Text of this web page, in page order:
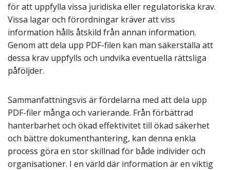
för att uppfylla vissa juridiska eller regulatoriska krav.
Vissa lagar och förordningar kräver att viss
information hålls åtskild från annan information.
Genom att dela upp PDF-filen kan man säkerställa att
dessa krav uppfylls och undvika eventuella rättsliga
påföljder.
Sammanfattningsvis är fördelarna med att dela upp
PDF-filer många och varierande. Från förbättrad
hanterbarhet och ökad effektivitet till ökad säkerhet
och bättre dokumenthantering, kan denna enkla
process göra en stor skillnad för både individer och
organisationer. I en värld där information är en viktig